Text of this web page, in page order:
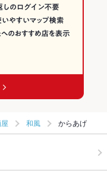
和風 からあげ